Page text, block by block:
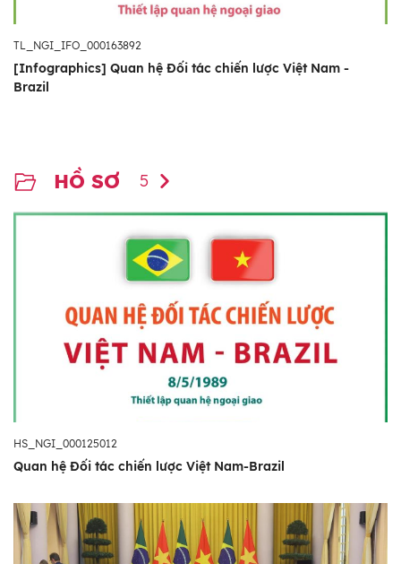
TL_NGI_IFO_000163892
[Infographics] Quan hệ Đối tác chiến lược Việt Nam -
Brazil
HỒ SƠ 5
HS_NGI_000125012
Quan hệ Đối tác chiến lược Việt Nam-Brazil